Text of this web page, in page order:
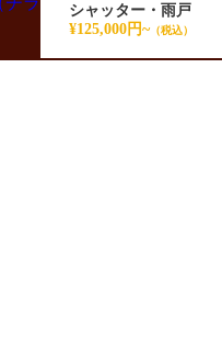
シャッター・雨戸
¥125,000円~（税込）